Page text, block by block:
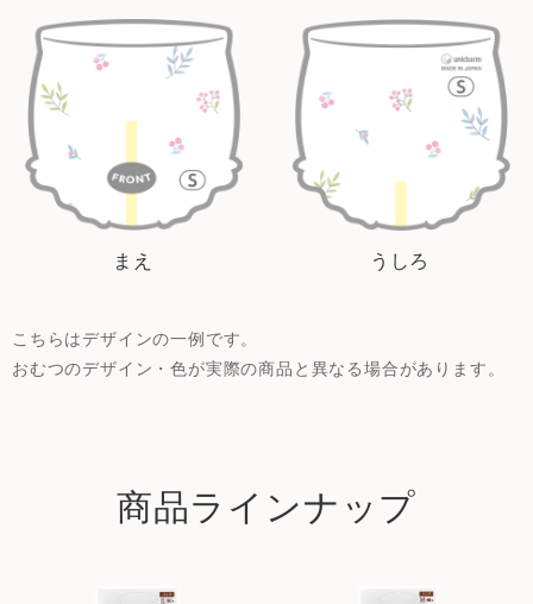
まえ うしろ
こちらはデザインの一例です。
おむつのデザイン・色が実際の商品と異なる場合があります。
商品ラインナップ